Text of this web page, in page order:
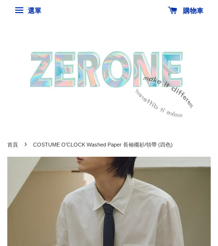
選單 購物車
首頁 › COSTUME O’CLOCK Washed Paper 長袖襯衫/領帶 (四色)